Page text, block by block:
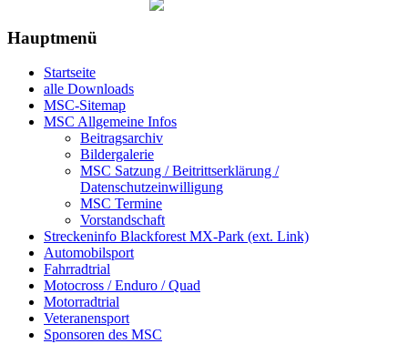
Hauptmenü
Startseite
alle Downloads
MSC-Sitemap
MSC Allgemeine Infos
Beitragsarchiv
Bildergalerie
MSC Satzung / Beitrittserklärung /
Datenschutzeinwilligung
MSC Termine
Vorstandschaft
Streckeninfo Blackforest MX-Park (ext. Link)
Automobilsport
Fahrradtrial
Motocross / Enduro / Quad
Motorradtrial
Veteranensport
Sponsoren des MSC